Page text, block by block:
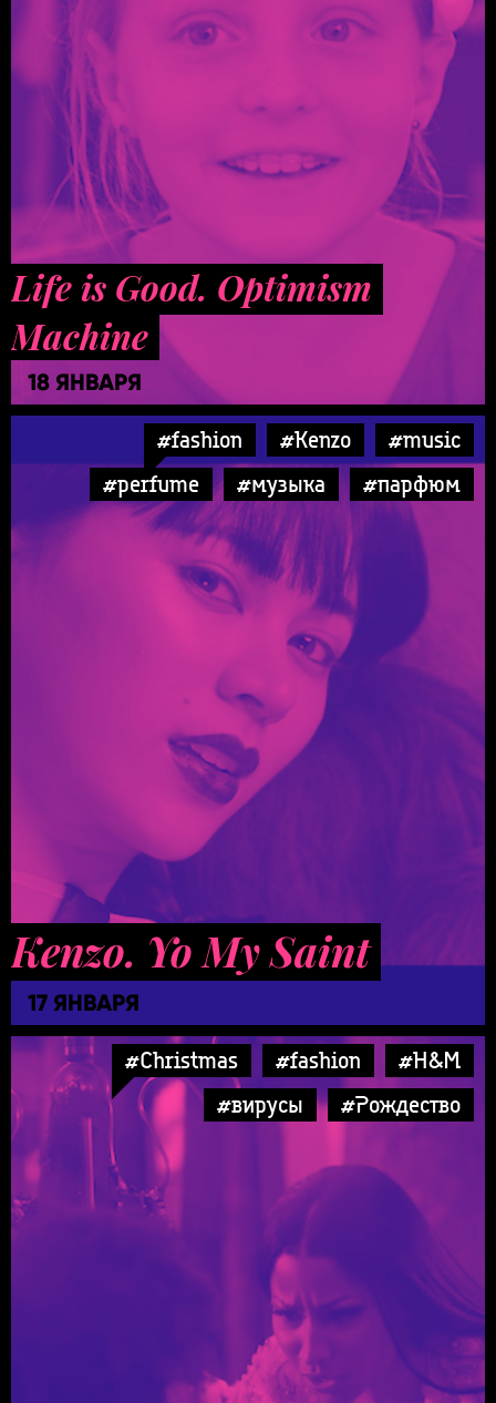
Life is Good. Optimism
Machine
18 ЯНВАРЯ
#fashion #Kenzo
#music
#perfume
#музыка #парфюм
Kenzo. Yo My Saint
17 ЯНВАРЯ
#Christmas #fashion
#H&M
#вирусы
#Рождество